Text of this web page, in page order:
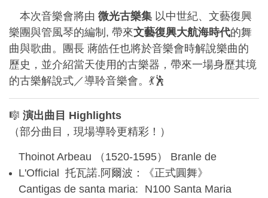
本次音樂會將由 微光古樂集 以中世紀、文藝復興
樂團與管風琴的編制, 帶來文藝復興大航海時代的舞
曲與歌曲。團長 蔣皓任也將於音樂會時解說樂曲的
歷史，並介紹當天使用的古樂器，帶來一場身歷其境
的古樂解說式／導聆音樂會。💃🕺
🎼 演出曲目 Highlights
（部分曲目，現場導聆更精彩！）
Thoinot Arbeau （1520-1595） Branle de
L'Official 托瓦諾.阿爾波：《正式圓舞》
Cantigas de santa maria: N100 Santa Maria